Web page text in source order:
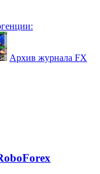
Архив журнала FX